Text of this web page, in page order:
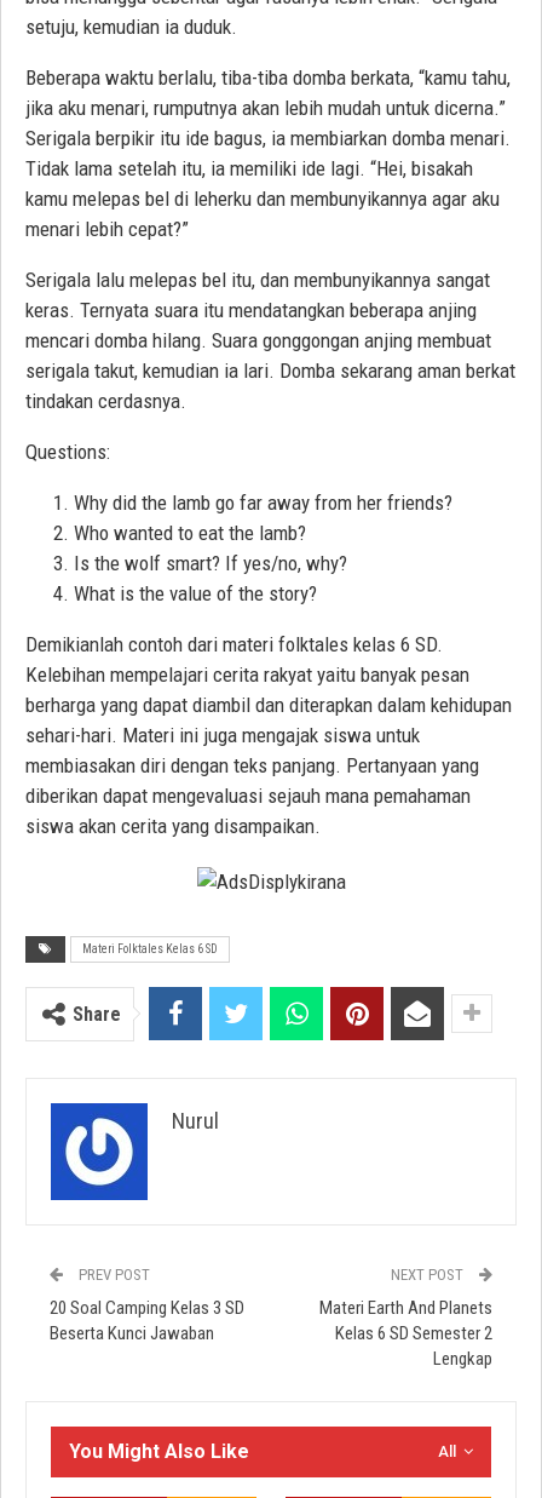
setuju, kemudian ia duduk.
Beberapa waktu berlalu, tiba-tiba domba berkata, “kamu tahu,
jika aku menari, rumputnya akan lebih mudah untuk dicerna.”
Serigala berpikir itu ide bagus, ia membiarkan domba menari.
Tidak lama setelah itu, ia memiliki ide lagi. “Hei, bisakah
kamu melepas bel di leherku dan membunyikannya agar aku
menari lebih cepat?”
Serigala lalu melepas bel itu, dan membunyikannya sangat
keras. Ternyata suara itu mendatangkan beberapa anjing
mencari domba hilang. Suara gonggongan anjing membuat
serigala takut, kemudian ia lari. Domba sekarang aman berkat
tindakan cerdasnya.
Questions:
Why did the lamb go far away from her friends?
Who wanted to eat the lamb?
Is the wolf smart? If yes/no, why?
What is the value of the story?
Demikianlah contoh dari materi folktales kelas 6 SD.
Kelebihan mempelajari cerita rakyat yaitu banyak pesan
berharga yang dapat diambil dan diterapkan dalam kehidupan
sehari-hari. Materi ini juga mengajak siswa untuk
membiasakan diri dengan teks panjang. Pertanyaan yang
diberikan dapat mengevaluasi sejauh mana pemahaman
siswa akan cerita yang disampaikan.
Materi Folktales Kelas 6 SD
Share
Nurul
PREV POST
20 Soal Camping Kelas 3 SD
Beserta Kunci Jawaban
NEXT POST
Materi Earth And Planets
Kelas 6 SD Semester 2
Lengkap
All
You Might Also Like